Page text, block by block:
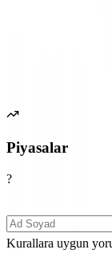
Piyasalar
?
Kurallara uygun